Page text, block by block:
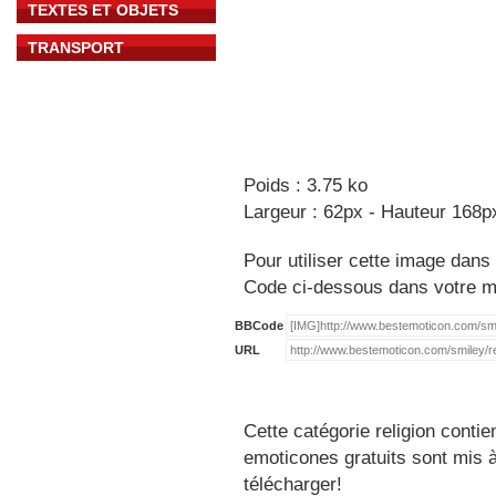
TEXTES ET OBJETS
TRANSPORT
Poids : 3.75 ko
Largeur : 62px - Hauteur
Pour utiliser cette image
Code ci-dessous dans votre
BBCode
URL
Cette catégorie religion
emoticones gratuits sont mis
télécharger!